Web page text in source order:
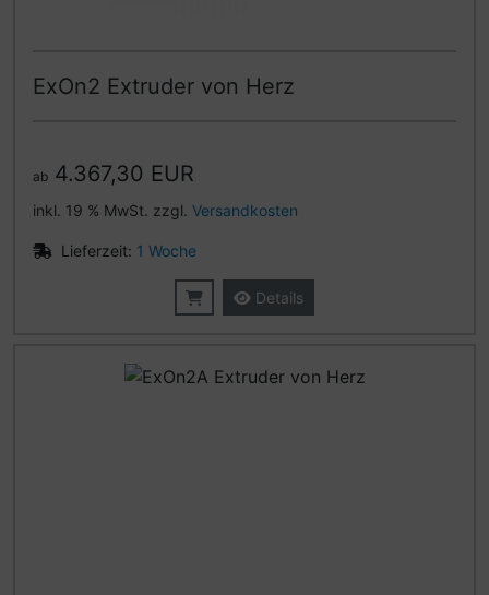
ExOn2 Extruder von Herz
ab 4.367,30 EUR
inkl. 19 % MwSt. zzgl. Versandkosten
Lieferzeit: 1 Woche
Details